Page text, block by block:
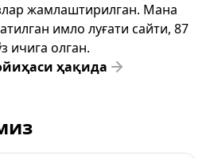
жамлаштирилган. Мана
имло луғати сайти, 87
ичига олган.
ҳақида